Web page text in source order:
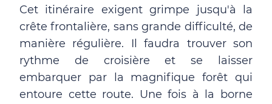
Cet itinéraire exigent grimpe jusqu'à la
crête frontalière, sans grande difficulté, de
manière régulière. Il faudra trouver son
rythme de croisière et se laisser
embarquer par la magnifique forêt qui
entoure cette route. Une fois à la borne